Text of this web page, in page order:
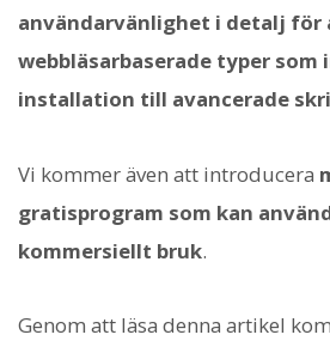
användarvänlighet i detalj för
webbläsarbaserade typer som
installation till avancerade
Vi kommer även att introducera
gratisprogram som kan
kommersiellt bruk.
Genom att läsa denna artikel